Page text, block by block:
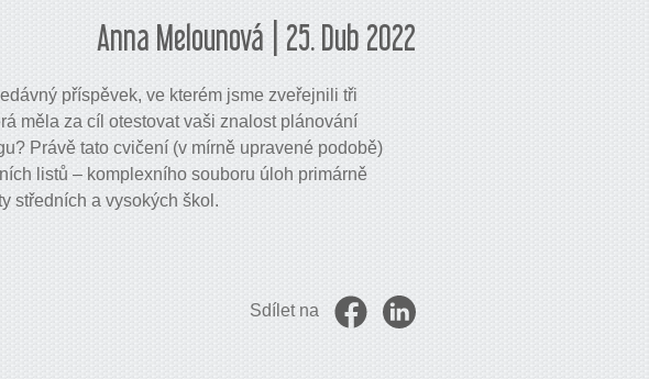
Anna Melounová | 25. Dub 2022
příspěvek, ve kterém jsme zveřejnili tři
měla za cíl otestovat vaši znalost plánování
Právě tato cvičení (v mírně upravené podobě)
listů – komplexního souboru úloh primárně
středních a vysokých škol.
Sdílet na